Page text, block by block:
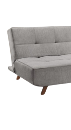
Poltronas
Móveis